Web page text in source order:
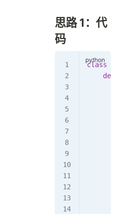
思路 1：代
码
class
    def